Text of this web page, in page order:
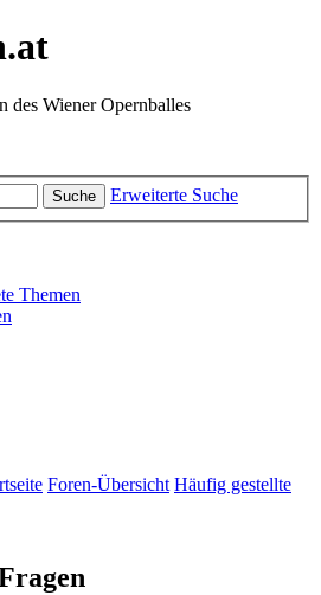
des Wiener Opernballes
Suche Erweiterte Suche
Themen
Foren-Übersicht Häufig gestellte